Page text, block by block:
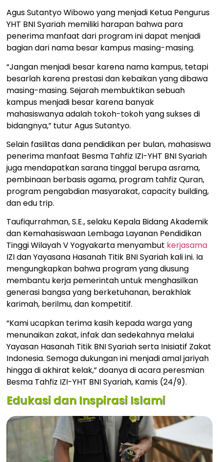
Agus Sutantyo Wibowo yang menjadi Ketua Pengurus
YHT BNI Syariah memiliki harapan bahwa para
penerima manfaat dari program ini dapat menjadi
bagian dari nama besar kampus masing-masing.
“Jangan menjadi besar karena nama kampus, tetapi
besarlah karena prestasi dan kebaikan yang dibawa
masing-masing. Sejarah membuktikan sebuah
kampus menjadi besar karena banyak
mahasiswanya adalah tokoh-tokoh yang sukses di
bidangnya,” tutur Agus Sutantyo.
Selain fasilitas dana pendidikan per bulan, mahasiswa
penerima manfaat Besma Tahfiz IZI-YHT BNI Syariah
juga mendapatkan sarana tinggal berupa asrama,
pembinaan berbasis agama, program tahfiz Quran,
program pengabdian masyarakat, capacity building,
dan edu trip.
Taufiqurrahman, S.E., selaku Kepala Bidang Akademik
dan Kemahasiswaan Lembaga Layanan Pendidikan
Tinggi Wilayah V Yogyakarta menyambut kerjasama
IZI dan Yayasana Hasanah Titik BNI Syariah kali ini. Ia
mengungkapkan bahwa program yang diusung
membantu kerja pemerintah untuk menghasilkan
generasi bangsa yang berketuhanan, berakhlak
karimah, berilmu, dan kompetitif.
“Kami ucapkan terima kasih kepada warga yang
menunaikan zakat, infak dan sedekahnya melalui
Yayasan Hasanah Titik BNI Syariah serta Inisiatif Zakat
Indonesia. Semoga dukungan ini menjadi amal jariyah
hingga di akhirat kelak,” doanya di acara peresmian
Besma Tahfiz IZI-YHT BNI Syariah, Kamis (24/9).
Edukasi dan Inspirasi Islami